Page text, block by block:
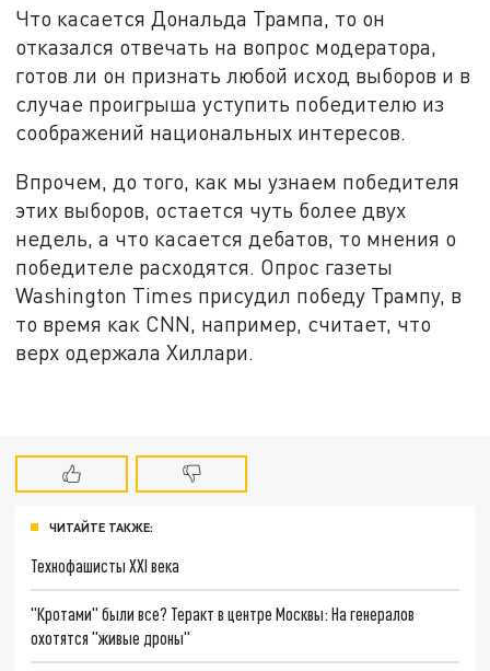
Что касается Дональда Трампа, то он
отказался отвечать на вопрос модератора,
готов ли он признать любой исход выборов и в
случае проигрыша уступить победителю из
соображений национальных интересов.
Впрочем, до того, как мы узнаем победителя
этих выборов, остается чуть более двух
недель, а что касается дебатов, то мнения о
победителе расходятся. Опрос газеты
Washington Times присудил победу Трампу, в
то время как CNN, например, считает, что
верх одержала Хиллари.
ЧИТАЙТЕ ТАКЖЕ:
Технофашисты XXI века
"Кротами" были все? Теракт в центре Москвы: На генералов
охотятся "живые дроны"